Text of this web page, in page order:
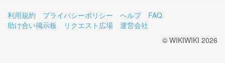
利用規約 プライバシーポリシー ヘルプ
FAQ
助け合い掲示板
リクエスト広場
運営会社
© WIKIWIKI 2026